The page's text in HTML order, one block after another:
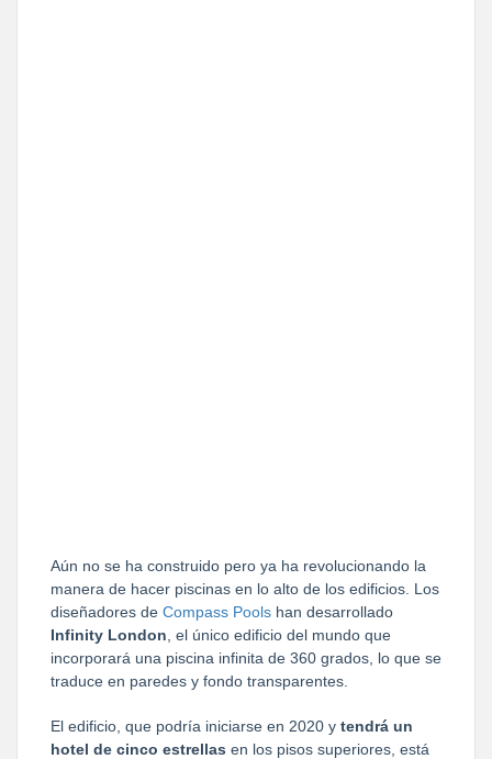
Aún no se ha construido pero ya ha revolucionando la
manera de hacer piscinas en lo alto de los edificios. Los
diseñadores de Compass Pools han desarrollado
Infinity London , el único edificio del mundo que
incorporará una piscina infinita de 360 grados, lo que se
traduce en paredes y fondo transparentes.
El edificio, que podría iniciarse en 2020 y tendrá un
hotel de cinco estrellas en los pisos superiores, está